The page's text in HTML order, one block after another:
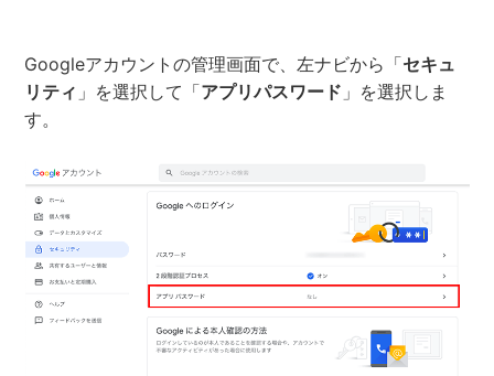
Googleアカウントの管理画面で、左ナビから「セキュ
リティ 」を選択して「アプリパスワード 」を選択しま
す。